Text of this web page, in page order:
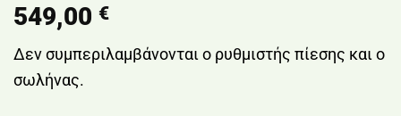
549,00 €
Δεν συμπεριλαμβάνονται ο ρυθμιστής πίεσης και o
σωλήνας.